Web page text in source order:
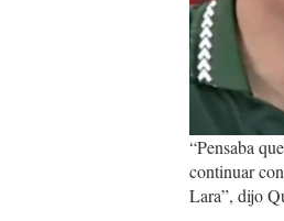
“Pensaba
continuar
Lara”, dijo